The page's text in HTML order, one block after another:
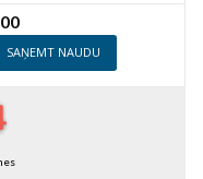
SAŅEMT NAUDU